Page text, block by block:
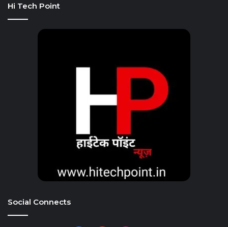
Hi Tech Point
Social Connects